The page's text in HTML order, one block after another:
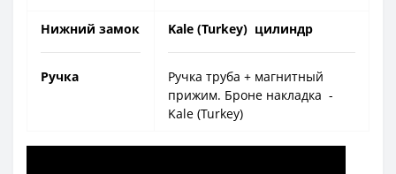
Нижний замок
Ручка
Kale (Turkey) цилиндр
Ручка труба + магнитный
прижим. Броне накладка -
Kale (Turkey)